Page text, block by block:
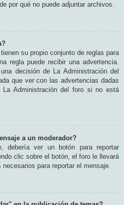
por qué no puede adjuntar archivos.
su propio conjunto de reglas para
regla puede recibir una advertencia.
decisión de La Administración del
que ver con las advertencias dadas
Administración del foro si no está
a un moderador?
debería ver un botón para reportar
clic sobre el botón, el foro le llevará
para reportar el mensaje.